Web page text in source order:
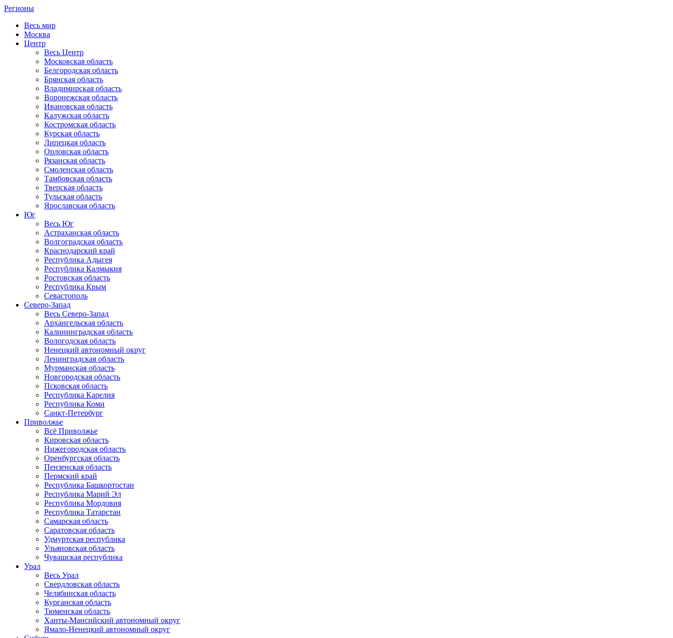
Регионы
Весь мир
Москва
Центр
Весь Центр
Московская область
Белгородская область
Брянская область
Владимирская область
Воронежская область
Ивановская область
Калужская область
Костромская область
Курская область
Липецкая область
Орловская область
Рязанская область
Смоленская область
Тамбовская область
Тверская область
Тульская область
Ярославская область
Юг
Весь Юг
Астраханская область
Волгоградская область
Краснодарский край
Республика Адыгея
Республика Калмыкия
Ростовская область
Республика Крым
Севастополь
Северо-Запад
Весь Северо-Запад
Архангельская область
Калининградская область
Вологодская область
Ненецкий автономный округ
Ленинградская область
Мурманская область
Новгородская область
Псковская область
Республика Карелия
Республика Коми
Санкт-Петербург
Приволжье
Всё Приволжье
Кировская область
Нижегородская область
Оренбургская область
Пензенская область
Пермский край
Республика Башкортостан
Республика Марий Эл
Республика Мордовия
Республика Татарстан
Самарская область
Саратовская область
Удмуртская республика
Ульяновская область
Чувашская республика
Урал
Весь Урал
Свердловская область
Челябинская область
Курганская область
Тюменская область
Ханты-Мансийский автономный округ
Ямало-Ненецкий автономный округ